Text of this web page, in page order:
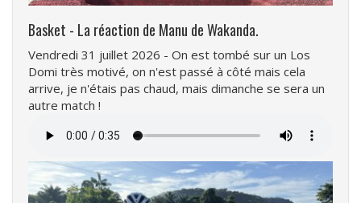
Basket - La réaction de Manu de Wakanda.
Vendredi 31 juillet 2026 - On est tombé sur un Los
Domi très motivé, on n'est passé à côté mais cela
arrive, je n'étais pas chaud, mais dimanche se sera un
autre match !
audio